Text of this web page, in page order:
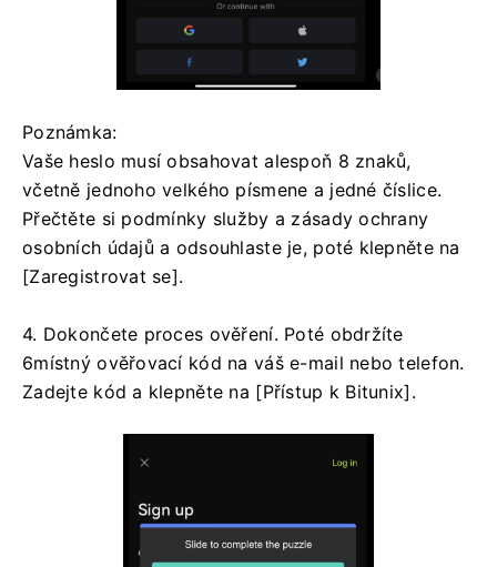
Poznámka:
Vaše heslo musí obsahovat alespoň 8 znaků,
včetně jednoho velkého písmene a jedné číslice.
Přečtěte si podmínky služby a zásady ochrany
osobních údajů a odsouhlaste je, poté klepněte na
[Zaregistrovat se].
4. Dokončete proces ověření. Poté obdržíte
6místný ověřovací kód na váš e-mail nebo telefon.
Zadejte kód a klepněte na [Přístup k Bitunix].